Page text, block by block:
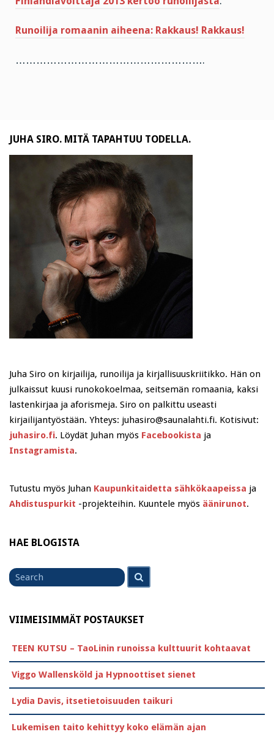
Runoilija romaanin aiheena: Rakkaus! Rakkaus!
……………………………………………….
JUHA SIRO. MITÄ TAPAHTUU TODELLA.
Juha Siro on kirjailija, runoilija ja kirjallisuuskriitikko. Hän on
julkaissut kuusi runokokoelmaa, seitsemän romaania, kaksi
lastenkirjaa ja aforismeja. Siro on palkittu useasti
kirjailijantyöstään. Yhteys: juhasiro@saunalahti.fi. Kotisivut:
juhasiro.fi. Löydät Juhan myös Facebookista ja
Instagramista.
Tutustu myös Juhan Kaupunkitaidetta sähkökaapeissa ja
Ahdistuspurkit -projekteihin. Kuuntele myös äänirunot.
HAE BLOGISTA
for
VIIMEISIMMÄT POSTAUKSET
TEEN KUTSU – TaoLinin runoissa kulttuurit kohtaavat
Viggo Wallensköld ja Hypnoottiset sienet
Lydia Davis, itsetietoisuuden taikuri
Lukemisen taito kehittyy koko elämän ajan